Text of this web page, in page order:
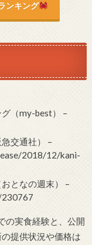
ンキング
（my-best） –
交通社） –
2018/12/kani-
となの週末） –
の実食経験と、公開
提供状況や価格は